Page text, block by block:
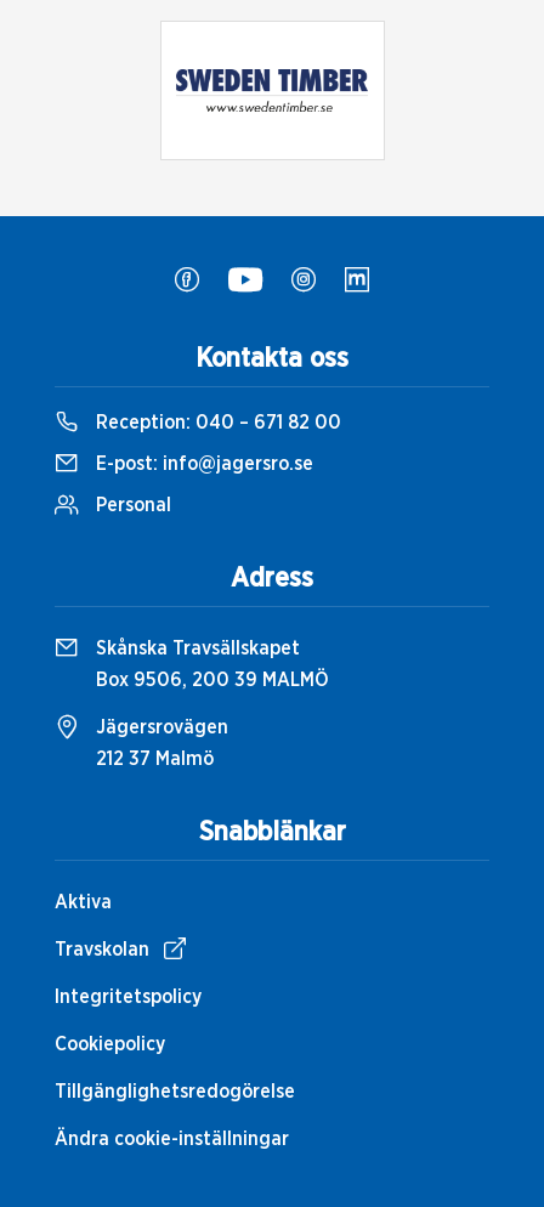
Snabblänkar
Aktiva
Travskolan
Integritetspolicy
Cookiepolicy
Tillgänglighetsredogörelse
Ändra cookie-inställningar
Kontakta oss
Reception: 040 – 671 82 00
E-post: info@jagersro.se
Personal
Adress
Skånska Travsällskapet
Box 9506, 200 39 MALMÖ
Jägersrovägen
212 37 Malmö